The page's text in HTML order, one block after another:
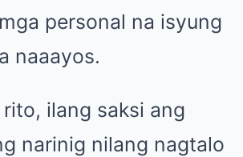
personal na isyung
naaayos.
ilang saksi ang
narinig nilang nagtalo